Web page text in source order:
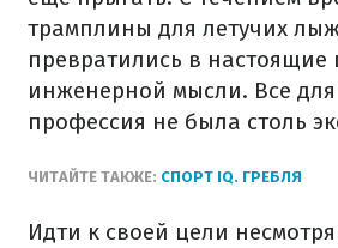
трамплины для летучих
превратились в
инженерной мысли. Все для
профессия не была столь
ЧИТАЙТЕ ТАКЖЕ: СПОРТ IQ. ГРЕБЛЯ
Идти к своей цели